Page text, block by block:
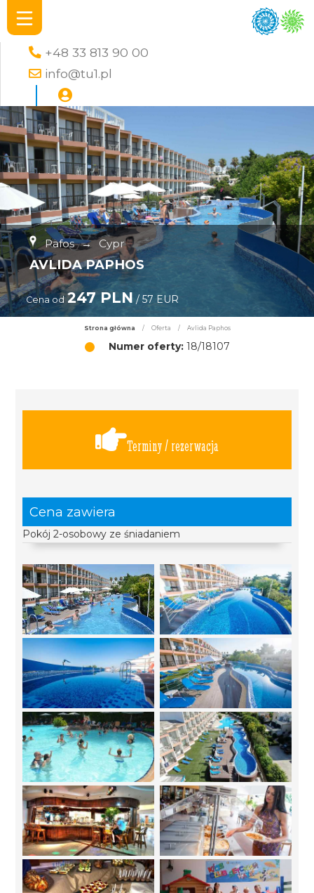
+48 33 813 90 00
info@tu1.pl
Pafos → Cypr
AVLIDA PAPHOS
Cena od 247 PLN / 57 EUR
Strona główna / Oferta / Avlida Paphos
Numer oferty:18/18107
Terminy / rezerwacja
Cena zawiera
Pokój 2-osobowy ze śniadaniem